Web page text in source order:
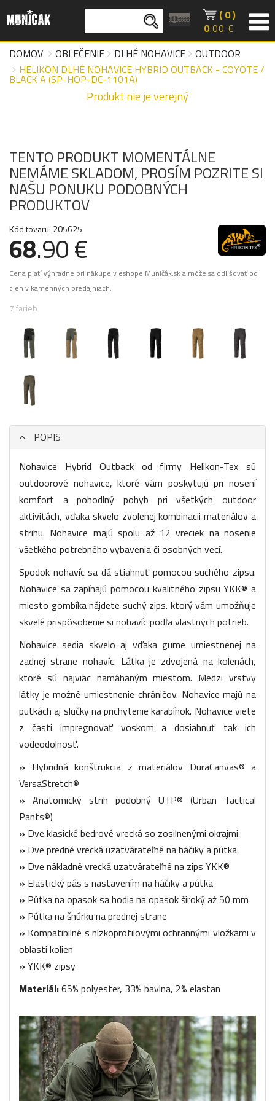
( 0 )
0.00 €
DOMOV
OBLEČENIE DLHÉ NOHAVICE
OUTDOOR
HELIKON DLHÉ NOHAVICE HYBRID OUTBACK - COYOTE /
BLACK A (SP-HOP-DC-1101A)
Produkt nie je verejný
TENTO PRODUKT MOMENTÁLNE
NEMÁME SKLADOM, PROSÍM POZRITE SI
NAŠU PONUKU PODOBNÝCH
PRODUKTOV
Kód tovaru: 205625
68.90 €
Cena platí výhradne pri nákupe v eshope Muničák.sk a môže sa odlišovať od
cien v kamenných predajniach.
7 farieb
POPIS
Nohavice Hybrid Outback od firmy Helikon-Tex sú
outdoorové nohavice, ktoré vám poskytujú pri nosení
komfort a pohodlný pohyb pri všetkých outdoor
aktivitách, vďaka skvelo zvolenej kombinacii materiálov a
strihu. Nohavice majú spolu až 12 vreciek na nosenie
všetkého potrebného vybavenia či osobných vecí.
Spodok nohavíc sa dá stiahnuť pomocou suchého zipsu.
Nohavice sa zapínajú pomocou kvalitného zipsu YKK® a
miesto gombíka nájdete suchý zips. ktorý vám umožňuje
skvelé prispôsobenie si nohavíc podľa vlastných potrieb.
Nohavice sedia skvelo aj vďaka gume umiestnenej na
zadnej strane nohavíc. Látka je zdvojená na kolenách,
ktoré sú najviac namáhaným miestom. Medzi vrstvy
látky je možné umiestnenie chráničov. Nohavice majú na
putkách aj slučky na prichytenie karabínok. Nohavice viete
z časti impregnovať voskom a dosiahnuť tak ich
vodeodolnosť.
» Hybridná konštrukcia z materiálov DuraCanvas® a
VersaStretch®
» Anatomický strih podobný UTP® (Urban Tactical
Pants®)
» Dve klasické bedrové vrecká so zosilnenými okrajmi
» Dve predné vrecká uzatvárateľné na háčiky a pútka
» Dve nákladné vrecká uzatvárateľné na zips YKK®
» Elastický pás s nastavením na háčiky a pútka
» Pútka na opasok sa hodia na opasok široký až 50 mm
» Pútka na šnúrku na prednej strane
» Kompatibilné s nízkoprofilovými ochrannými vložkami v
oblasti kolien
» YKK® zipsy
Materiál:65% polyester, 33% bavlna, 2% elastan